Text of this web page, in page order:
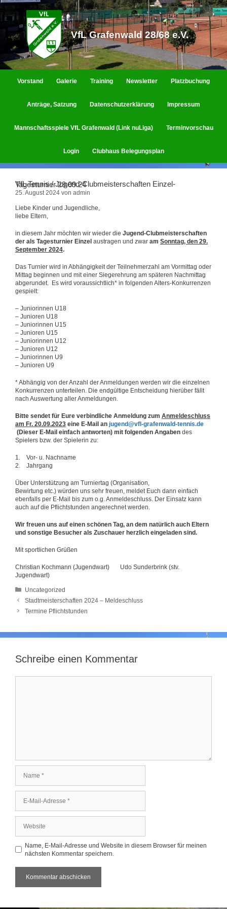
Zum
springen
VfL Grafenwald 28/68 e.V.
Vorstand Galerie Training Newsletter Platzbuchung
Anträge, Satzung Datenschutzerklärung Impressum
Mannschaftsspiele VfL Grafenwald (Link nuLiga) Terminvorschau
Login Clubhaus Belegungsplan
VfL Tennis / Jugend-Clubmeisterschaften Einzel-Tagesturnier 29.09.24
25. August 2024 von admin
Liebe Kinder und Jugendliche,
liebe Eltern,
in diesem Jahr möchten wir wieder die Jugend-Clubmeisterschaften
der als Tagesturnier Einzel austragen und zwar am Sonntag, den 29.
September 2024.
Das Turnier wird in Abhängigkeit der Teilnehmerzahl am Vormittag oder
Mittag beginnen und mit einer Siegerehrung am späteren Nachmittag
abgerundet. Es wird voraussichtlich* in folgenden Alters-Konkurrenzen
gespielt:
– Juniorinnen U18
– Junioren U18
– Juniorinnen U15
– Junioren U15
– Juniorinnen U12
– Junioren U12
– Juniorinnen U9
– Junioren U9
* Abhängig von der Anzahl der Anmeldungen werden wir die einzelnen
Konkurrenzen unterteilen. Die endgültige Entscheidung hierüber fällt
nach Auswertung aller Anmeldungen.
Bitte sendet für Eure verbindliche Anmeldung zum Anmeldeschluss
am Fr. 20.09.2023 eine E-Mail an jugend@vfl-grafenwald-tennis.de
(Dieser E-Mail einfach antworten) mit folgenden Angaben des
Spielers bzw. der Spielerin zu:
1. Vor- u. Nachname
2. Jahrgang
Über Unterstützung am Turniertag (Organisation,
Bewirtung etc.) würden uns sehr freuen, meldet Euch dann einfach
ebenfalls per E-Mail bis zum o.g. Anmeldeschluss. Der Einsatz kann
auch auf die Pflichtstunden angerechnet werden.
Wir freuen uns auf einen schönen Tag, an dem natürlich auch Eltern
und sonstige Besucher als Zuschauer herzlich eingeladen sind.
Mit sportlichen Grüßen
Christian Kochmann (Jugendwart) Udo Sunderbrink (stv.
Jugendwart)
Kategorien
Uncategorized
Stadtmeisterschaften 2024 – Meldeschluss
Termine Pflichtstunden
Schreibe einen Kommentar
Mail-
Adresse
Name, E-Mail-Adresse und Website in diesem Browser für meinen
nächsten Kommentar speichern.